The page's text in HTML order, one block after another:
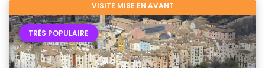
VISITE MISE EN AVANT
TRÈS POPULAIRE